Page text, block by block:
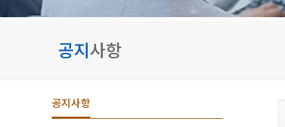
공지사항
공지사항현재 페이지